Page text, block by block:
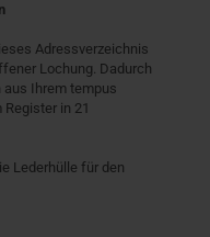
Adressverzeichnis
Lochung. Dadurch
aus Ihrem tempus
in 21
Lederhülle für den